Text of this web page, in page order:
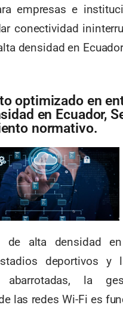
empresas e
conectividad
densidad en
optimizado en
en Ecuador,
normativo.
de alta densidad en
deportivos y
abarrotadas, la
las redes Wi-Fi es